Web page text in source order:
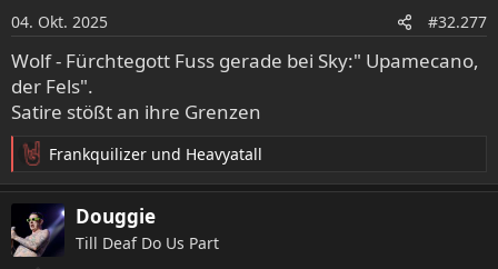
04. Okt. 2025 #32.277
Wolf - Fürchtegott Fuss gerade bei Sky:" Upamecano,
der Fels".
Satire stößt an ihre Grenzen
R
e
a
t
Frankquilizer und Heavyatall
Douggie
Till Deaf Do Us Part